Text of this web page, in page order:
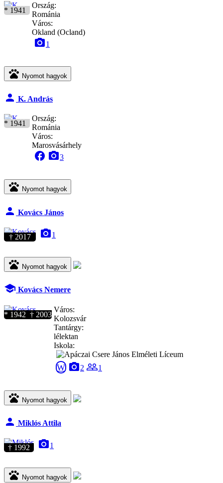
* 1941
Ország:
Románia
Város:
Okland (Ocland)
camera_alt1
pets Nyomot hagyok
person K. András
* 1941
Ország:
Románia
Város:
Marosvásárhely
facebook camera_alt3
pets Nyomot hagyok
person Kovács János
† 2017 camera_alt1
pets Nyomot hagyok
school Kovács Nemere
* 1942 † 2003
Város:
Kolozsvár
Tantárgy:
lélektan
Iskola:
W camera_alt2 people_outline1
pets Nyomot hagyok
person Miklós Attila
† 1992 camera_alt1
pets Nyomot hagyok